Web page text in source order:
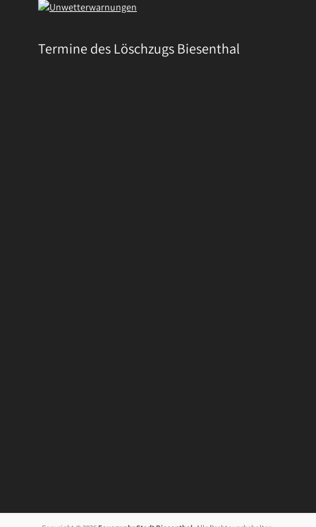
Termine des Löschzugs Biesenthal